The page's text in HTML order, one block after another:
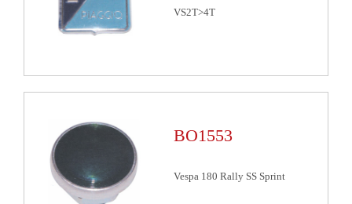
VS2T>4T
BO1553
Vespa 180 Rally SS Sprint